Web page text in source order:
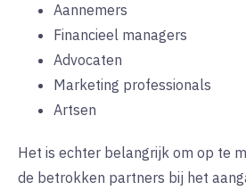
Aannemers
Financieel managers
Advocaten
Marketing professionals
Artsen
Het is echter belangrijk om op te
de betrokken partners bij het